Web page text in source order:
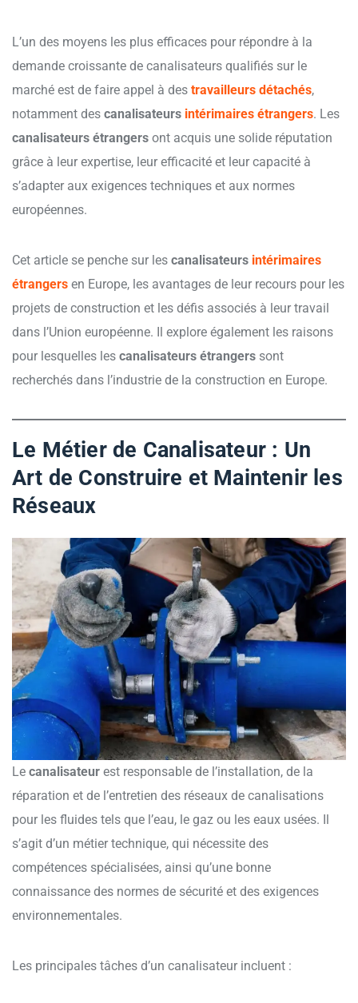
L’un des moyens les plus efficaces pour répondre à la
demande croissante de canalisateurs qualifiés sur le
marché est de faire appel à des travailleurs détachés,
notamment des canalisateurs intérimaires étrangers. Les
canalisateurs étrangers ont acquis une solide réputation
grâce à leur expertise, leur efficacité et leur capacité à
s’adapter aux exigences techniques et aux normes
européennes.
Cet article se penche sur les canalisateurs intérimaires
étrangers en Europe, les avantages de leur recours pour les
projets de construction et les défis associés à leur travail
dans l’Union européenne. Il explore également les raisons
pour lesquelles les canalisateurs étrangers sont
recherchés dans l’industrie de la construction en Europe.
Le Métier de Canalisateur : Un
Art de Construire et Maintenir les
Réseaux
Le canalisateur est responsable de l’installation, de la
réparation et de l’entretien des réseaux de canalisations
pour les fluides tels que l’eau, le gaz ou les eaux usées. Il
s’agit d’un métier technique, qui nécessite des
compétences spécialisées, ainsi qu’une bonne
connaissance des normes de sécurité et des exigences
environnementales.
Les principales tâches d’un canalisateur incluent :